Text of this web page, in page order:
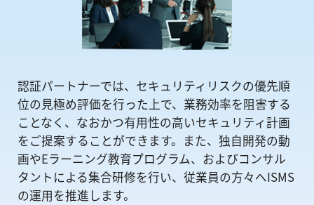
認証パートナーでは、セキュリティリスクの優先順
位の⾒極め評価を⾏った上で、業務効率を阻害する
ことなく、なおかつ有⽤性の⾼いセキュリティ計画
をご提案することができます。また、独自開発の動
画やEラーニング教育プログラム、およびコンサル
タントによる集合研修を⾏い、従業員の方々へISMS
の運⽤を推進します。